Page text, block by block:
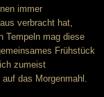
immer
verbracht hat,
Tempeln mag diese
Frühstück
zumeist
das Morgenmahl.